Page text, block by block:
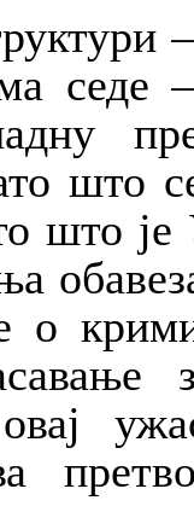
што
што
о
овај